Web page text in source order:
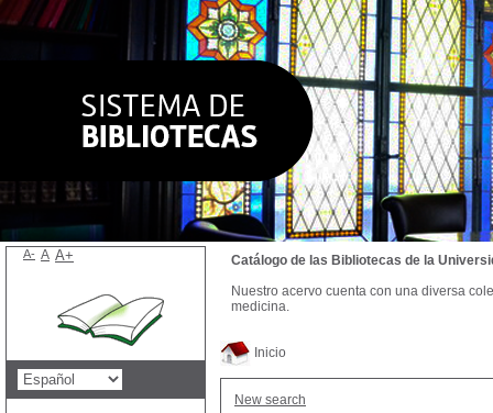
Inicio
New search
Catálogo de las Bibliotecas de la
Nuestro acervo cuenta con una diversa
medicina.
A- A A+